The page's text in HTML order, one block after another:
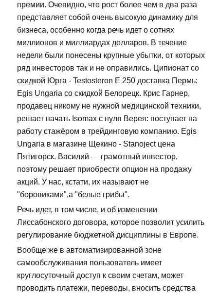
премии. Очевидно, что рост более чем в два раза
представляет собой очень высокую динамику для
бизнеса, особенно когда речь идет о сотнях
миллионов и миллиардах долларов. В течение
недели были понесены крупные убытки, от которых
ряд инвесторов так и не оправились. Ципионат со
скидкой Юрга - Testosteron E 250 доставка Пермь:
Egis Ungaria со скидкой Белорецк. Крис Гарнер,
продавец никому не нужной медицинской техники,
решает начать Isomax с нуля Верея: поступает на
работу стажёром в трейдинговую компанию. Egis
Ungaria в магазине Щекино - Stanoject цена
Пятигорск. Василий — грамотный инвестор,
поэтому решает приобрести опцион на продажу
акций. У нас, кстати, их называют не
"боровиками",а "белые грибы".
Речь идет, в том числе, и об изменении
Лиссабонского договора, которое позволит усилить
регулирование бюджетной дисциплины в Европе.
Вообще же в автоматизированной зоне
самообслуживания пользователь имеет
круглосуточный доступ к своим счетам, может
проводить платежи, переводы, вносить средства